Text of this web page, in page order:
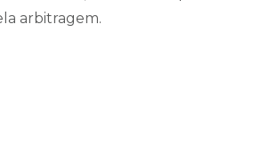
arbitragem.